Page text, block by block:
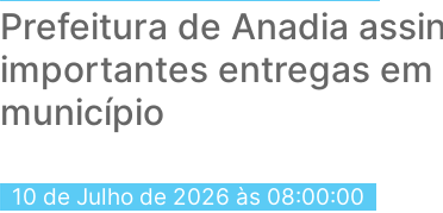
Prefeitura de Anadia
importantes entregas
município
10 de Julho de 2026 às 08:00:00